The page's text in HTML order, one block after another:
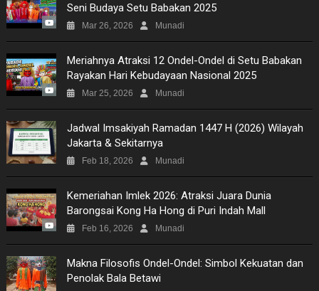
Seni Budaya Setu Babakan 2025
Mar 26, 2026 Munadi
Meriahnya Atraksi 12 Ondel-Ondel di Setu Babakan
Rayakan Hari Kebudayaan Nasional 2025
Mar 25, 2026 Munadi
Jadwal Imsakiyah Ramadan 1447 H (2026) Wilayah
Jakarta & Sekitarnya
Feb 18, 2026 Munadi
Kemeriahan Imlek 2026: Atraksi Juara Dunia
Barongsai Kong Ha Hong di Puri Indah Mall
Feb 16, 2026 Munadi
Makna Filosofis Ondel-Ondel: Simbol Kekuatan dan
Penolak Bala Betawi